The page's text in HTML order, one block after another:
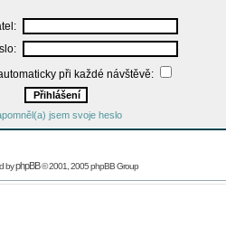
při každé návštěvě:
jsem svoje heslo
byphpBB© 2001, 2005 phpBB Group